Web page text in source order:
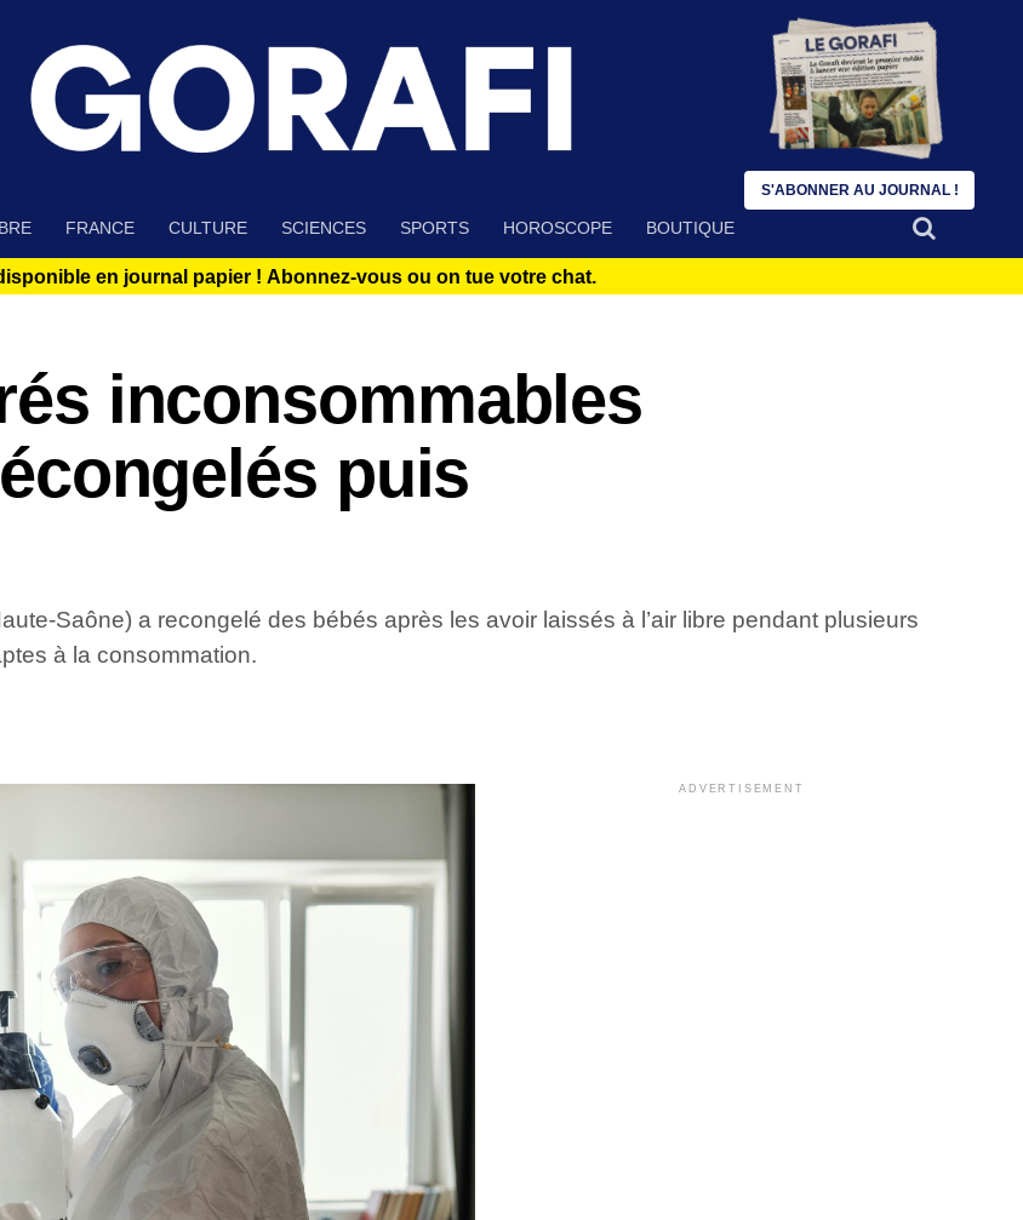
FRANCE CULTURE SCIENCES SPORTS HOROSCOPE BOUTIQUE
en journal papier ! Abonnez-vous ou on tue votre chat.
inconsommables
puis
Saône) a recongelé des bébés après les avoir laissés à l’air libre pendant plusieurs
à la consommation.
ADVERTISEMENT
S'ABONNER AU JOURNAL !